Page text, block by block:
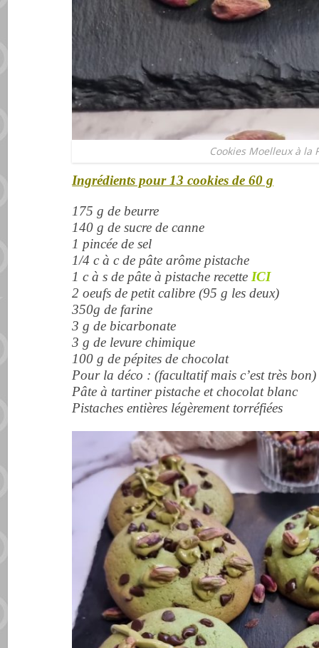
Cookies Moelleux à la
Ingrédients pour 13 cookies de 60 g
175 g de beurre
140 g de sucre de canne
1 pincée de sel
1/4 c à c de pâte arôme pistache
1 c à s de pâte à pistache recette ICI
2 oeufs de petit calibre (95 g les deux)
350g de farine
3 g de bicarbonate
3 g de levure chimique
100 g de pépites de chocolat
Pour la déco : (facultatif mais c’est très bon)
Pâte à tartiner pistache et chocolat blanc
Pistaches entières légèrement torréfiées